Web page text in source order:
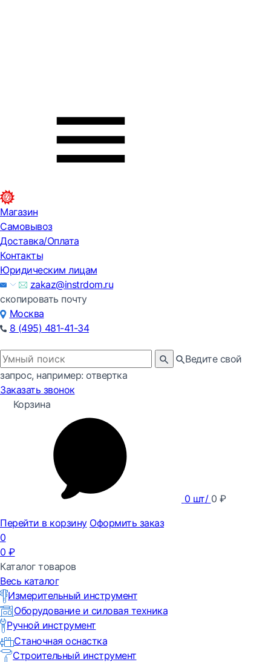
Магазин
Самовывоз
Доставка/Оплата
Контакты
Юридическим лицам
zakaz@instrdom.ru
скопировать почту
Москва
8 (495) 481-41-34
Ведите свой
запрос, например: отвертка
Заказать звонок
Корзина
0 шт/ 0 ₽
Перейти в корзину Оформить заказ
0
0 ₽
Каталог товаров
Весь каталог
Измерительный инструмент
Оборудование и силовая техника
Ручной инструмент
Станочная оснастка
Строительный инструмент